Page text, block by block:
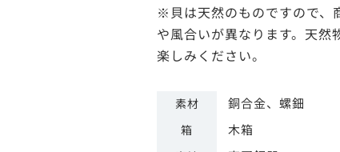
※貝は天然のものですので、
や風合いが異なります。天然
楽しみください。
素材 銅合金、螺鈿
箱 木箱